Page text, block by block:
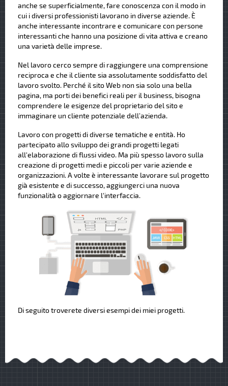
anche se superficialmente, fare conoscenza con il modo in
cui i diversi professionisti lavorano in diverse aziende. È
anche interessante incontrare e comunicare con persone
interessanti che hanno una posizione di vita attiva e creano
una varietà delle imprese.
Nel lavoro cerco sempre di raggiungere una comprensione
reciproca e che il cliente sia assolutamente soddisfatto del
lavoro svolto. Perché il sito Web non sia solo una bella
pagina, ma porti dei benefici reali per il business, bisogna
comprendere le esigenze del proprietario del sito e
immaginare un cliente potenziale dell’azienda.
Lavoro con progetti di diverse tematiche e entità. Ho
partecipato allo sviluppo dei grandi progetti legati
all'elaborazione di flussi video. Ma più spesso lavoro sulla
creazione di progetti medi e piccoli per varie aziende e
organizzazioni. A volte è interessante lavorare sul progetto
già esistente e di successo, aggiungerci una nuova
funzionalità o aggiornare l'interfaccia.
Di seguito troverete diversi esempi dei miei progetti.